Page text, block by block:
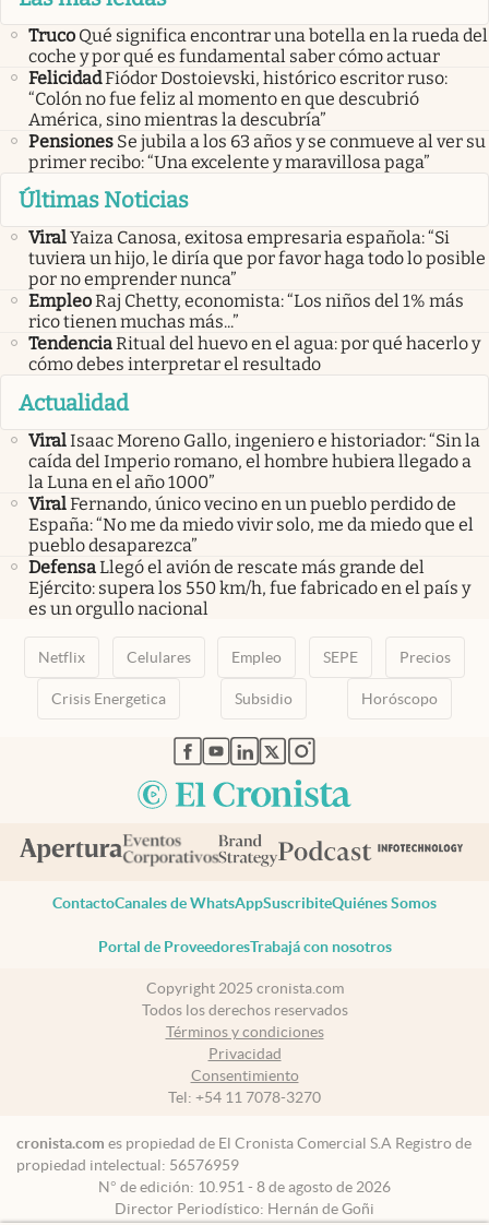
Truco Qué significa encontrar una botella en la rueda del
coche y por qué es fundamental saber cómo actuar
FelicidadFiódor Dostoievski, histórico escritor ruso:
“Colón no fue feliz al momento en que descubrió
América, sino mientras la descubría”
Pensiones Se jubila a los 63 años y se conmueve al ver su
primer recibo: “Una excelente y maravillosa paga”
Últimas Noticias
ViralYaiza Canosa, exitosa empresaria española: “Si
tuviera un hijo, le diría que por favor haga todo lo posible
por no emprender nunca”
EmpleoRaj Chetty, economista: “Los niños del 1% más
rico tienen muchas más...”
TendenciaRitual del huevo en el agua: por qué hacerlo y
cómo debes interpretar el resultado
Actualidad
ViralIsaac Moreno Gallo, ingeniero e historiador: “Sin la
caída del Imperio romano, el hombre hubiera llegado a
la Luna en el año 1000”
ViralFernando, único vecino en un pueblo perdido de
España: “No me da miedo vivir solo, me da miedo que el
pueblo desaparezca”
DefensaLlegó el avión de rescate más grande del
Ejército: supera los 550 km/h, fue fabricado en el país y
es un orgullo nacional
Netflix Celulares Empleo SEPE Precios
Crisis Energetica Subsidio Horóscopo
abre en nueva pestaña
abre en nueva pestaña
abre en nueva pestaña
abre en nueva pestaña
abre en nueva pestaña
ContactoCanales de WhatsAppSuscribiteQuiénes Somos
Portal de ProveedoresTrabajá con nosotros
Copyright 2025 cronista.com
Todos los derechos reservados
Términos y condiciones
Privacidad
Consentimiento
Tel: +54 11 7078-3270
cronista.com es propiedad de El Cronista Comercial S.A Registro de
propiedad intelectual: 56576959
N° de edición: 10.951 - 8 de agosto de 2026
Director Periodístico: Hernán de Goñi